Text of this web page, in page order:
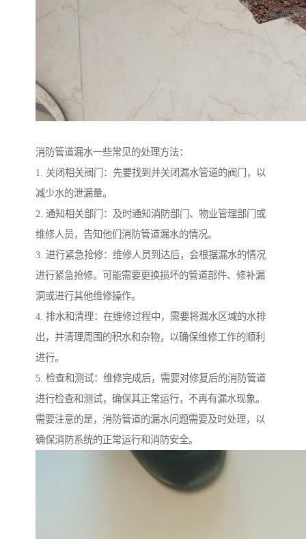
消防管道漏水一些常见的处理方法：
1. 关闭相关阀门：先要找到并关闭漏水管道的阀门，以
减少水的泄漏量。
2. 通知相关部门：及时通知消防部门、物业管理部门或
维修人员，告知他们消防管道漏水的情况。
3. 进行紧急抢修：维修人员到达后，会根据漏水的情况
进行紧急抢修。可能需要更换损坏的管道部件、修补漏
洞或进行其他维修操作。
4. 排水和清理：在维修过程中，需要将漏水区域的水排
出，并清理周围的积水和杂物，以确保维修工作的顺利
进行。
5. 检查和测试：维修完成后，需要对修复后的消防管道
进行检查和测试，确保其正常运行，不再有漏水现象。
需要注意的是，消防管道的漏水问题需要及时处理，以
确保消防系统的正常运行和消防安全。